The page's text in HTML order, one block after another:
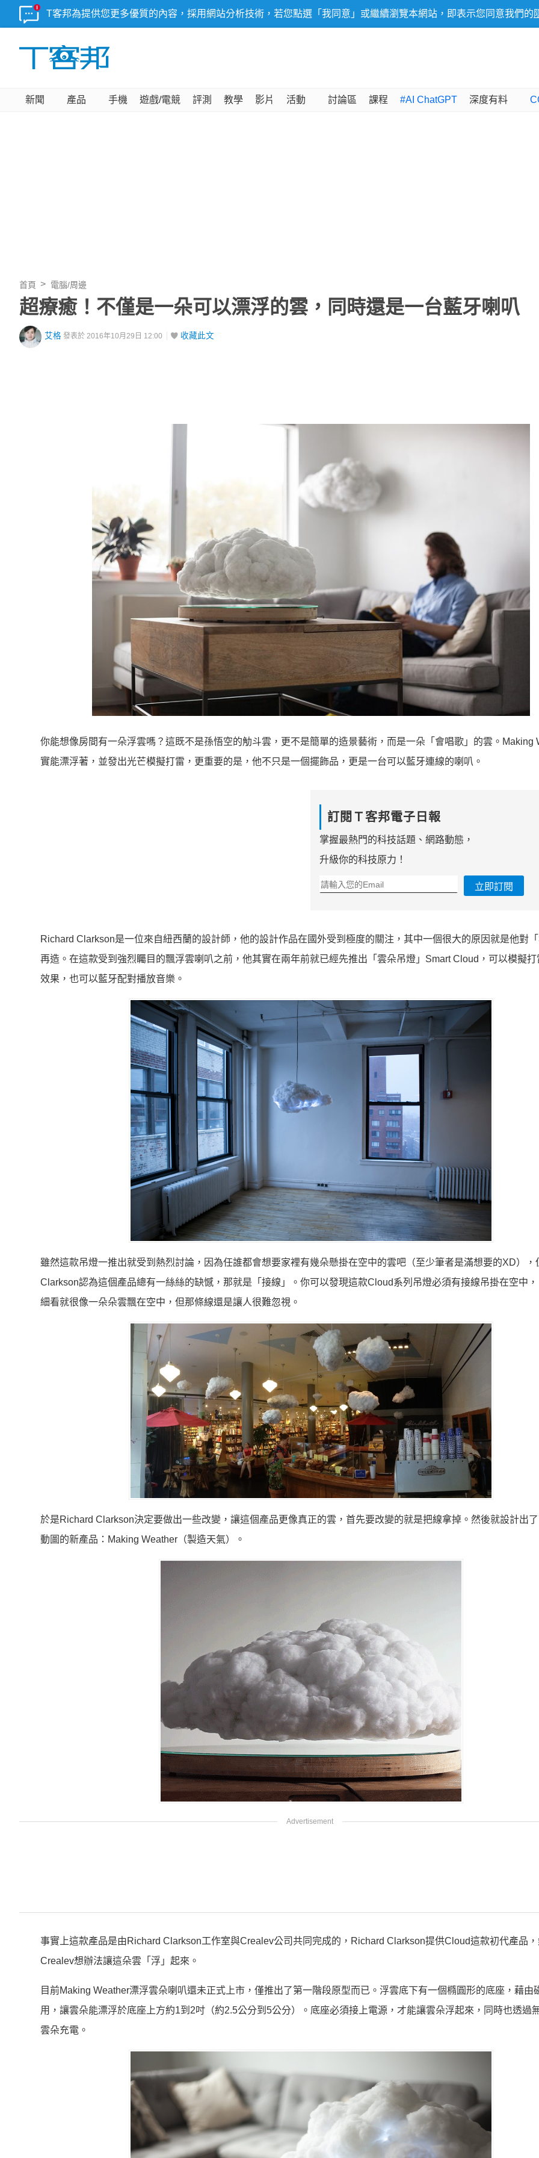
T客邦為提供您更多優質的內容，採用網站分析技術，若您點選「我同意」或繼續瀏覽本網站，即表示您同意我們的
新聞 產品 手機 遊戲/電競 評測 教學 影片 活動 討論區 課程 #AI ChatGPT 深度有料
首頁 電腦/周邊
超療癒！不僅是一朵可以漂浮的雲，同時還是一台藍牙喇叭
艾格 發表於 2016年10月29日 12:00 收藏此文
你能想像房間有一朵浮雲嗎？這既不是孫悟空的觔斗雲，更不是簡單的造景藝術，而是一朵「會唱歌」的雲。Making
實能漂浮著，並發出光芒模擬打雷，更重要的是，他不只是一個擺飾品，更是一台可以藍牙連線的喇叭。
訂閱Ｔ客邦電子日報
掌握最熱門的科技話題、網路動態，
升級你的科技原力！
立即訂閱
Richard Clarkson是一位來自紐西蘭的設計師，他的設計作品在國外受到極度的關注，其中一個很大的原因就是他對
再造。在這款受到強烈矚目的飄浮雲喇叭之前，他其實在兩年前就已經先推出「雲朵吊燈」Smart Cloud，可以模擬打
效果，也可以藍牙配對播放音樂。
雖然這款吊燈一推出就受到熱烈討論，因為任誰都會想要家裡有幾朵懸掛在空中的雲吧（至少筆者是滿想要的XD），
Clarkson認為這個產品總有一絲絲的缺憾，那就是「接線」。你可以發現這款Cloud系列吊燈必須有接線吊掛在空中
細看就很像一朵朵雲飄在空中，但那條線還是讓人很難忽視。
於是Richard Clarkson決定要做出一些改變，讓這個產品更像真正的雲，首先要改變的就是把線拿掉。然後就設計出
動圖的新產品：Making Weather（製造天氣）。
事實上這款產品是由Richard Clarkson工作室與Crealev公司共同完成的，Richard Clarkson提供Cloud這款初代產品
Crealev想辦法讓這朵雲「浮」起來。
目前Making Weather漂浮雲朵喇叭還未正式上市，僅推出了第一階段原型而已。浮雲底下有一個橢圓形的底座，藉由
用，讓雲朵能漂浮於底座上方約1到2吋（約2.5公分到5公分）。底座必須接上電源，才能讓雲朵浮起來，同時也透過
雲朵充電。